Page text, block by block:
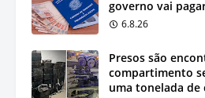
governo vai
6.8.26
Presos são
compartimento
uma tonelada de